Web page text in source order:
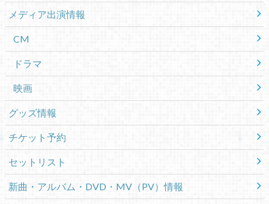
メディア出演情報
CM
ドラマ
映画
グッズ情報
チケット予約
セットリスト
新曲・アルバム・DVD・MV（PV）情報